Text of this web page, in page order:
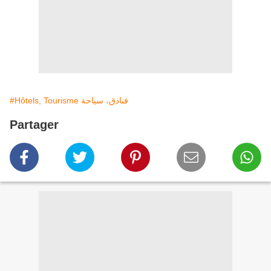
#Hôtels, Tourisme فنادق، سياحة
Partager